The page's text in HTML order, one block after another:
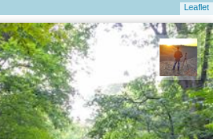
Leaflet